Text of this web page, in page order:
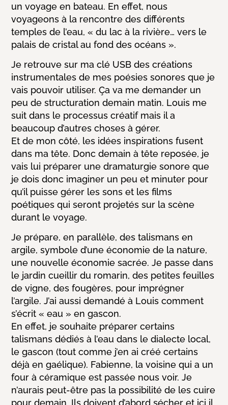
un voyage en bateau. En effet, nous
voyageons à la rencontre des différents
temples de l’eau, « du lac à la rivière… vers le
palais de cristal au fond des océans ».
Je retrouve sur ma clé USB des créations
instrumentales de mes poésies sonores que je
vais pouvoir utiliser. Ça va me demander un
peu de structuration demain matin. Louis me
suit dans le processus créatif mais il a
beaucoup d’autres choses à gérer.
Et de mon côté, les idées inspirations fusent
dans ma tête. Donc demain à tête reposée, je
vais lui préparer une dramaturgie sonore que
je dois donc imaginer un peu et minuter pour
qu’il puisse gérer les sons et les films
poétiques qui seront projetés sur la scène
durant le voyage.
Je prépare, en parallèle, des talismans en
argile, symbole d’une économie de la nature,
une nouvelle économie sacrée. Je passe dans
le jardin cueillir du romarin, des petites feuilles
de vigne, des fougères, pour imprégner
l’argile. J’ai aussi demandé à Louis comment
s’écrit « eau » en gascon.
En effet, je souhaite préparer certains
talismans dédiés à l’eau dans le dialecte local,
le gascon (tout comme j’en ai créé certains
déjà en gaélique). Fabienne, la voisine qui a un
four à céramique est passée nous voir. Je
n’aurais peut-être pas la possibilité de les cuire